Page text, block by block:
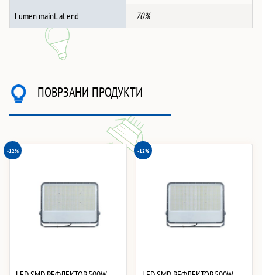
Lumen maint. at end 70%
ПОВРЗАНИ ПРОДУКТИ
-12% -12%